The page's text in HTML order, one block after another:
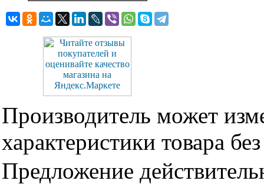
Производитель может
характеристики товара
Предложение